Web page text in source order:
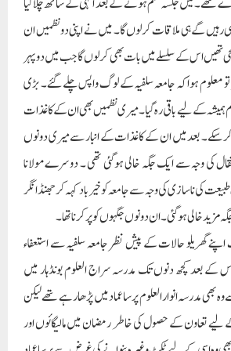
رہیں گے ہی ملاقات کرلوں گا۔ میں نے اپنی دونظمیں ان
تھیں اس کے سلسلے میں بات بھی کرلوں گا جب میں دوپہر
معلوم ہوا کہ جامعہ سلفیہ کے لوگ واپس چلے گئے۔ بڑی
کے لیے باقی رہ گیا۔ میری نظمیں بھی ان کے کاغذات
کرسکے۔ بعد میں ان کے کاغذات کے انبار سے میری دونوں
کی وجہ سے ایک جگہ خالی ہوگئی تھی ۔ دوسرے مولانا
کی ناسازی کی وجہ سے جامعہ کو خیرباد کہہ کر جھنڈا نگر
ہوگئی۔ ان دونوں جگہوں کو پرکرنا تھا۔
اپنے گھریلو حالات کے پیش نظر جامعہ سلفیہ سے استعفاء
بعد کچھ دنوں تک مدرسہ سراج العلوم بونڈہار میں
بھی مدرسہ انوارالعلوم پرساعماد میں پڑھا رہے تھے لیکن
تعاون کے حصول کی خاطر رمضان میں مالیگائوں اور